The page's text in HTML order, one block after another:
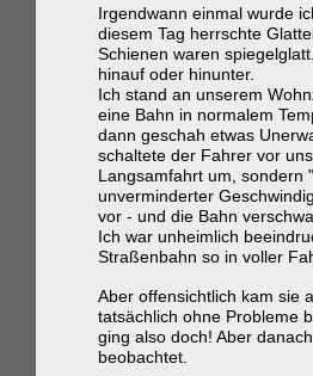
Irgendwann einmal wurde
diesem Tag herrschte
Schienen waren
hinauf oder hinunter.
Ich stand an unserem
eine Bahn in normalem
dann geschah etwas
schaltete der Fahrer vor
Langsamfahrt um, sondern
unverminderter
vor - und die Bahn
Ich war unheimlich
Straßenbahn so in voller
Aber offensichtlich kam sie
tatsächlich ohne Probleme
ging also doch! Aber
beobachtet.